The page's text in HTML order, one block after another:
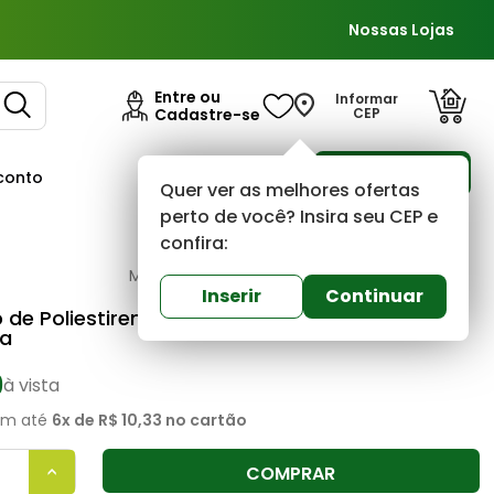
Nossas Lojas
Entre ou
Cadastre-se
Informar
CEP
Quer ver as melhores ofertas
perto de você? Insira seu CEP e
confira:
Inserir Continuar
Santa luzia 0 (0)
Poliestireno 2,40x70x16mm Branco 456
à vista
até 6x de R$ 10,33 no cartão
COMPRAR